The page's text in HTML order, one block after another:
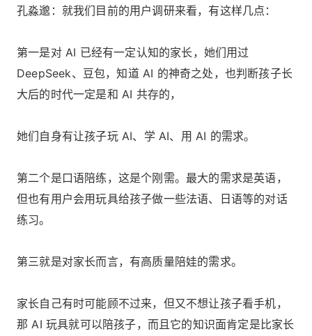
孔淼邈：就我们目前的用户调研来看，有这样几点：
第一是对 AI 已经有一定认知的家长，她们用过
DeepSeek、豆包，知道 AI 的神奇之处，也判断孩子长
大后的时代一定是和 AI 共存的，
她们自身有让孩子玩 AI、学 AI、用 AI 的需求。
第二个是口语陪练，这是个刚需。最大的需求是英语，
但也有用户会用玩具给孩子做一些法语、日语等的对话
练习。
第三就是对家长而言，有高质量陪娃的需求。
家长自己有时可能顾不过来，但又不想让孩子看手机，
那 AI 玩具就可以陪孩子，而且它的知识面肯定是比家长